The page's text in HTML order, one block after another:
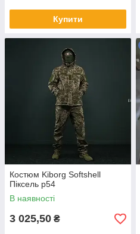
Купити
Костюм Kiborg Softshell
Піксель р54
В наявності
3 025,50 ₴